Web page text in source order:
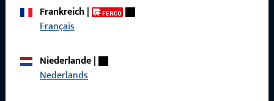
zuverlässig.Frankreich|
Français
Niederlande|
Nederlands